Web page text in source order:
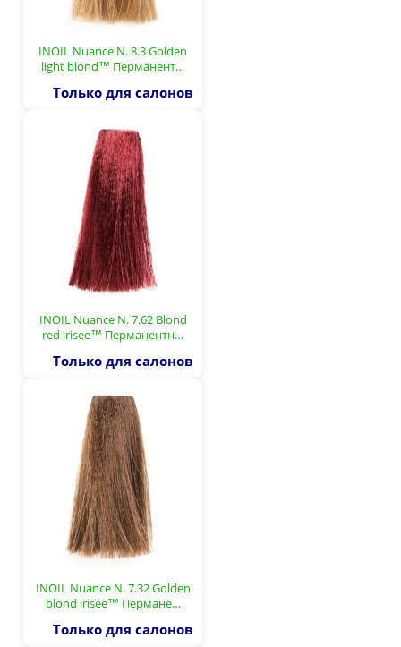
INOIL Nuance N. 8.3 Golden
light blond™ Перманент…
Только для салонов
INOIL Nuance N. 7.62 Blond
red irisee™ Перманентн…
Только для салонов
INOIL Nuance N. 7.32 Golden
blond irisee™ Пермане…
Только для салонов